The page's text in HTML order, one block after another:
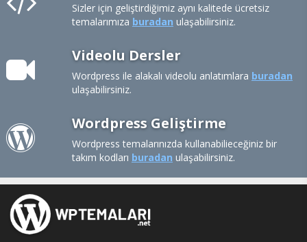
Sizler için geliştirdiğimiz aynı kalitede ücretsiz
temalarımıza buradan ulaşabilirsiniz.
Videolu Dersler
Wordpress ile alakalı videolu anlatımlara buradan
ulaşabilirsiniz.
Wordpress Geliştirme
Wordpress temalarınızda kullanabilieceğiniz bir
takım kodları buradan ulaşabilirsiniz.